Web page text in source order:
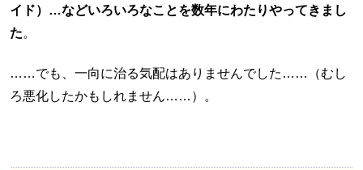
イド）…などいろいろなことを数年にわたりやってきまし
た。
……でも、一向に治る気配はありませんでした……（むし
ろ悪化したかもしれません……）。